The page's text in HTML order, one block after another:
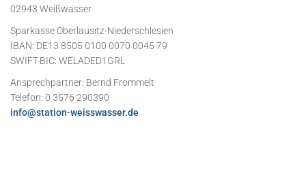
02943 Weißwasser
Sparkasse Oberlausitz-Niederschlesien
IBAN: DE13 8505 0100 0070 0045 79
SWIFT-BIC: WELADED1GRL
Ansprechpartner: Bernd Frommelt
Telefon: 0 3576 290390
info@station-weisswasser.de